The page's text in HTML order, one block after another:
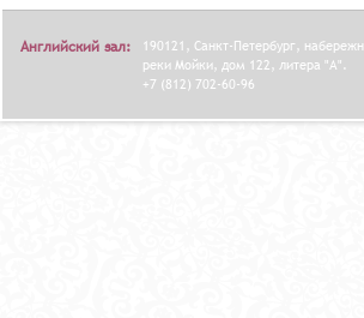
Р
И
Английский зал:
190121, Санкт-Петербург,
реки Мойки, дом 122, литера "А".
+7 (812) 702-60-96